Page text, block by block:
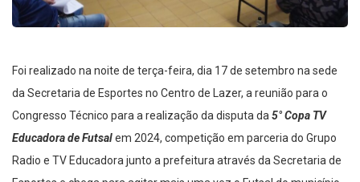
Foi realizado na noite de terça-feira, dia 17 de setembro na sede
da Secretaria de Esportes no Centro de Lazer, a reunião para o
Congresso Técnico para a realização da disputa da5° Copa TV
Educadora de Futsal em 2024, competição em parceria do Grupo
Radio e TV Educadora junto a prefeitura através da Secretaria de